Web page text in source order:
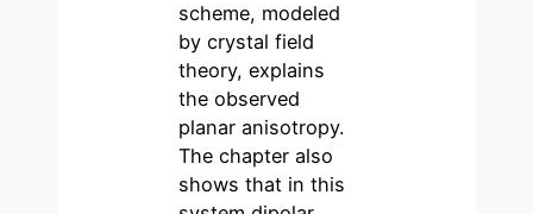
scheme, modeled
by crystal field
theory, explains
the observed
planar anisotropy.
The chapter also
shows that in this